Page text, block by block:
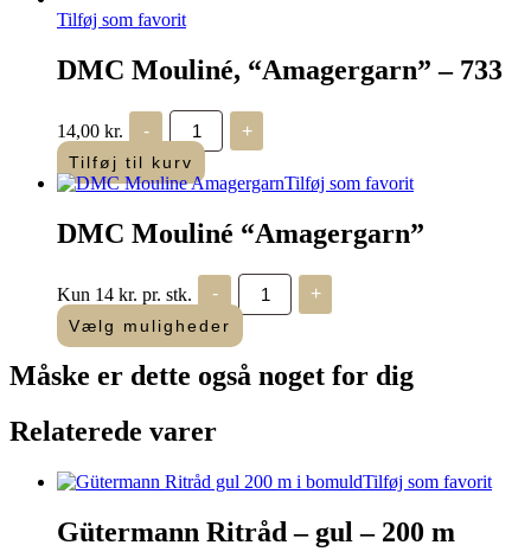
Tilføj som favorit
DMC Mouliné, “Amagergarn” – 733
14,00 kr. -
DMC
Mouliné,
“Amagergarn”
-
733
+
Tilføj til kurv
Tilføj som favorit
DMC Mouliné “Amagergarn”
Kun 14 kr. pr. stk. -
DMC
Mouliné
"Amagergarn"
antal
+
Vælg muligheder
Måske er dette også noget for dig
Relaterede varer
Tilføj som favorit
Gütermann Ritråd – gul – 200 m